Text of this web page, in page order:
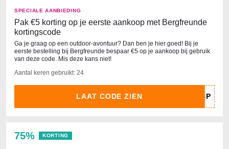
SPECIALE AANBIEDING
Pak €5 korting op je eerste aankoop met Bergfreunde
kortingscode
Ga je graag op een outdoor-avontuur? Dan ben je hier goed! Bij je
eerste bestelling bij Bergfreunde bespaar €5 op je aankoop bij gebruik
van deze code. Mis deze kans niet!
Aantal keren gebruikt: 24
LAAT CODE ZIEN
75% KORTING